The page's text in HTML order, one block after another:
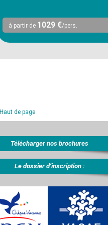
à partir de 1029 €/pers.
Haut de page
Télécharger nos brochures
Le dossier d’inscription :